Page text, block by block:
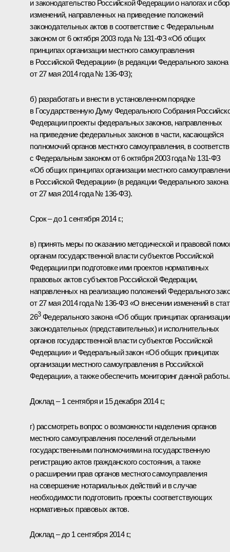
и законодательство Российской Федерации о налогах и
изменений, направленных на приведение положений
законодательных актов в соответствие с Федеральным
законом от 6 октября 2003 года № 131-ФЗ «Об общих
принципах организации местного самоуправления
в Российской Федерации» (в редакции Федерального закона
от 27 мая 2014 года № 136-ФЗ);
б) разработать и внести в установленном порядке
в Государственную Думу Федерального Собрания
Федерации проекты федеральных законов, направленных
на приведение федеральных законов в части, касающейся
полномочий органов местного самоуправления, в
с Федеральным законом от 6 октября 2003 года № 131-ФЗ
«Об общих принципах организации местного
в Российской Федерации» (в редакции Федерального закона
от 27 мая 2014 года № 136-ФЗ).
Срок – до 1 сентября 2014 г.;
в) принять меры по оказанию методической и правовой
органам государственной власти субъектов Российской
Федерации при подготовке ими проектов нормативных
правовых актов субъектов Российской Федерации,
направленных на реализацию положений Федерального
от 27 мая 2014 года № 136-ФЗ «О внесении изменений в
263Федерального закона «Об общих принципах организации
законодательных (представительных) и исполнительных
органов государственной власти субъектов Российской
Федерации» и Федеральный закон «Об общих принципах
организации местного самоуправления в Российской
Федерации», а также обеспечить мониторинг данной работы.
Доклад – 1 сентября и 15 декабря 2014 г.;
г) рассмотреть вопрос о возможности наделения органов
местного самоуправления поселений отдельными
государственными полномочиями на государственную
регистрацию актов гражданского состояния, а также
о расширении прав органов местного самоуправления
на совершение нотариальных действий и в случае
необходимости подготовить проекты соответствующих
нормативных правовых актов.
Доклад – до 1 сентября 2014 г.;